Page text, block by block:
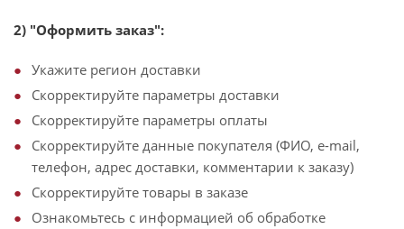
2) "Оформить заказ":
Укажите регион доставки
Скорректируйте параметры доставки
Скорректируйте параметры оплаты
Скорректируйте данные покупателя (ФИО, e-mail,
телефон, адрес доставки, комментарии к заказу)
Скорректируйте товары в заказе
Ознакомьтесь с информацией об обработке